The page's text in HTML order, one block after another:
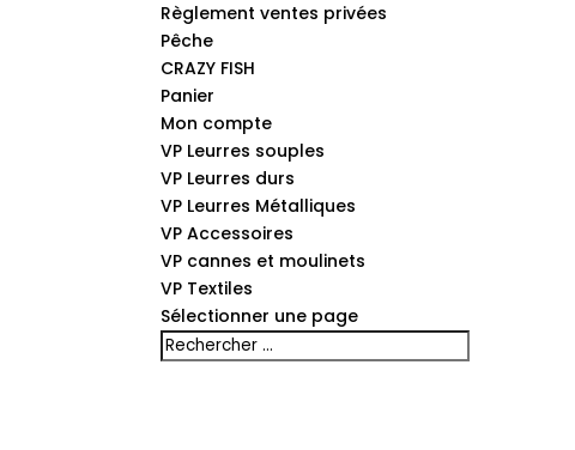
Règlement ventes privées
Pêche
CRAZY FISH
Panier
Mon compte
VP Leurres souples
VP Leurres durs
VP Leurres Métalliques
VP Accessoires
VP cannes et moulinets
VP Textiles
Sélectionner une page